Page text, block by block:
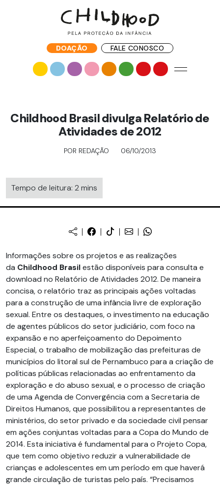
DOAÇÃO FALE CONOSCO
Childhood Brasil divulga Relatório de
Atividades de 2012
POR REDAÇÃO 06/10/2013
Tempo de leitura: 2 mins
Informações sobre os projetos e as realizações
da Childhood Brasilestão disponíveis para consulta e
download no Relatório de Atividades 2012. De maneira
concisa, o relatório traz as principais ações voltadas
para a construção de uma infância livre de exploração
sexual. Entre os destaques, o investimento na educação
de agentes públicos do setor judiciário, com foco na
expansão e no aperfeiçoamento do Depoimento
Especial, o trabalho de mobilização das prefeituras de
municípios do litoral sul de Pernambuco para a criação de
políticas públicas relacionadas ao enfrentamento da
exploração e do abuso sexual, e o processo de criação
de uma Agenda de Convergência com a Secretaria de
Direitos Humanos, que possibilitou a representantes de
ministérios, do setor privado e da sociedade civil pensar
em ações conjuntas voltadas para a Copa do Mundo de
2014. Esta iniciativa é fundamental para o Projeto Copa,
que tem como objetivo reduzir a vulnerabilidade de
crianças e adolescentes em um período em que haverá
grande circulação de turistas pelo país. “Precisamos